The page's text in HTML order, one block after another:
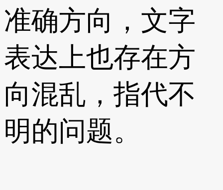
准确方向，文字
表达上也存在方
向混乱，指代不
明的问题。